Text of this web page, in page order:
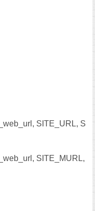
SITE_URL, S
SITE_MURL,